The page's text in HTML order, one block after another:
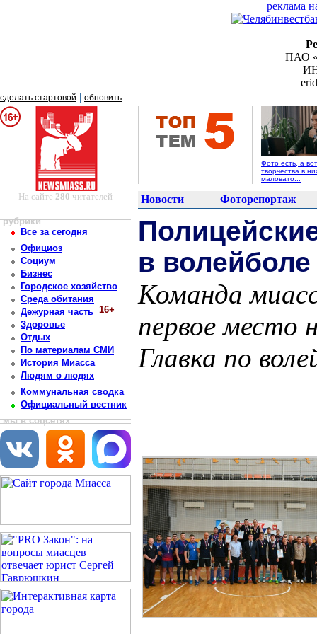
реклама
ПАО
сделать стартовой обновить
Фото есть, а вот
творчества в
маловато...
На сайте 280 читателей Новости Фоторепортаж
рубрики
Все за сегодня
Официоз
Социум
Бизнес
Городское хозяйство
Среда обитания
Дежурная часть 16+
Здоровье
Отдых
По материалам СМИ
История Миасса
Людям о людях
Коммунальная сводка
Официальный вестник
мы в соцсетях
в волейболе
Команда
первое место
Главка по